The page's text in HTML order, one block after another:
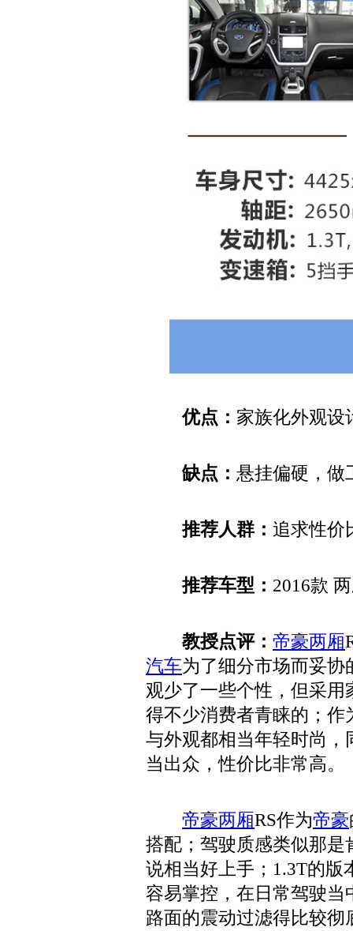
优点： 家族化外观设
缺点： 悬挂偏硬，做
推荐人群： 追求性价
推荐车型： 2016款
教授点评： 帝豪两厢
汽车为了细分市场而妥
观少了一些个性，但采用
得不少消费者青睐的；作
与外观都相当年轻时尚
当出众，性价比非常高。
帝豪两厢RS作为帝豪
搭配；驾驶质感类似那是
说相当好上手；1.3T的版
容易掌控，在日常驾驶当
路面的震动过滤得比较